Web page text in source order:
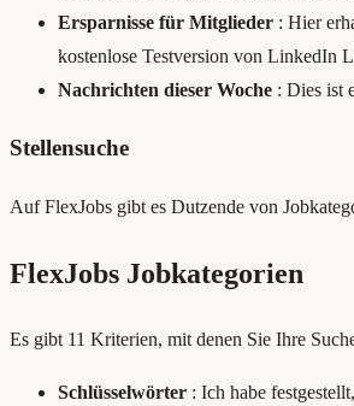
Ersparnisse für Mitglieder : Hier
kostenlose Testversion von LinkedIn
Nachrichten dieser Woche : Dies ist
Stellensuche
Auf FlexJobs gibt es Dutzende von
FlexJobs Jobkategorien
Es gibt 11 Kriterien, mit denen Sie Ihre
Schlüsselwörter : Ich habe